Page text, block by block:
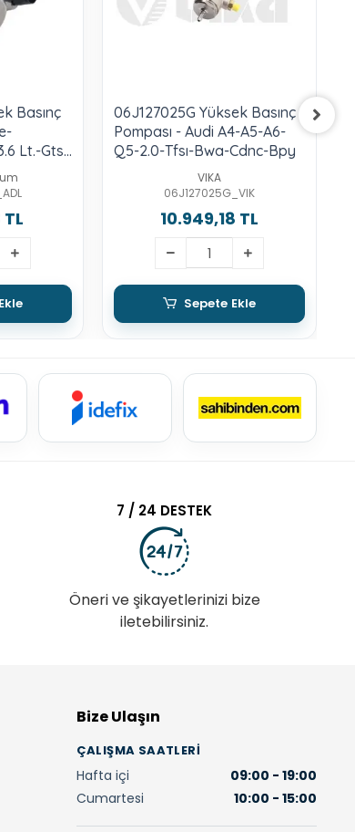
Basınç
Lt.-Gts-
06J127025G Yüksek Basınç
Pompası - Audi A4-A5-A6-
Q5-2.0-Tfsı-Bwa-Cdnc-Bpy
VIKA
06J127025G_VIK
10.949,18 TL
Sepete Ekle
7 / 24 DESTEK
Öneri ve şikayetlerinizi bize
iletebilirsiniz.
Bize Ulaşın
ÇALIŞMA SAATLERI
Hafta içi
09:00 - 19:00
Cumartesi
10:00 - 15:00